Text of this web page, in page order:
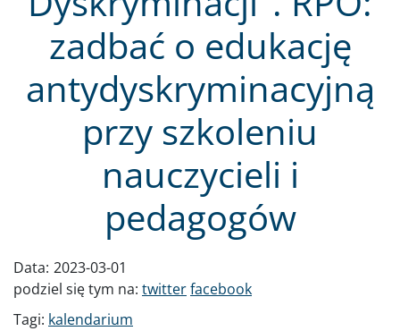
zadbać o edukację
antydyskryminacyjną
przy szkoleniu
nauczycieli i
pedagogów
Data: 2023-03-01
podziel się tym na: twitterfacebook
Tagi: kalendarium